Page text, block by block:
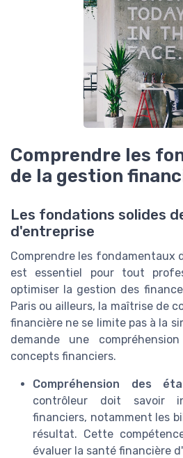
Comprendre les
de la gestion
Les fondations solides
d'entreprise
Comprendre les fondamentaux
est essentiel pour tout
optimiser la gestion des
Paris ou ailleurs, la maîtrise de
financière ne se limite pas à la
demande une
concepts financiers.
Compréhension des
contrôleur doit savoir
financiers, notamment les
résultat. Cette
évaluer la santé financière